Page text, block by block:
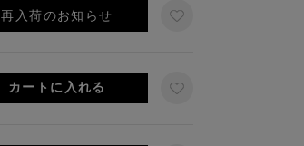
再入荷のお知らせ